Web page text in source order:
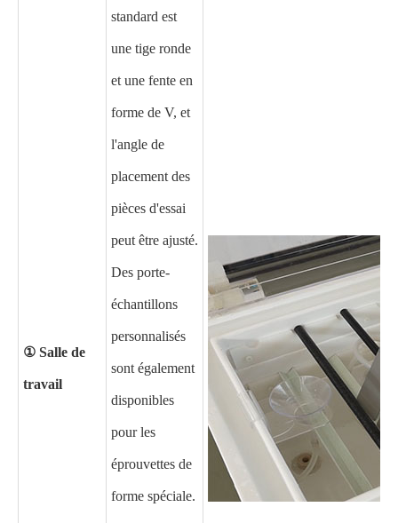
① Salle de
travail
standard est
une tige ronde
et une fente en
forme de V, et
l'angle de
placement des
pièces d'essai
peut être ajusté.
Des porte-
échantillons
personnalisés
sont également
disponibles
pour les
éprouvettes de
forme spéciale.